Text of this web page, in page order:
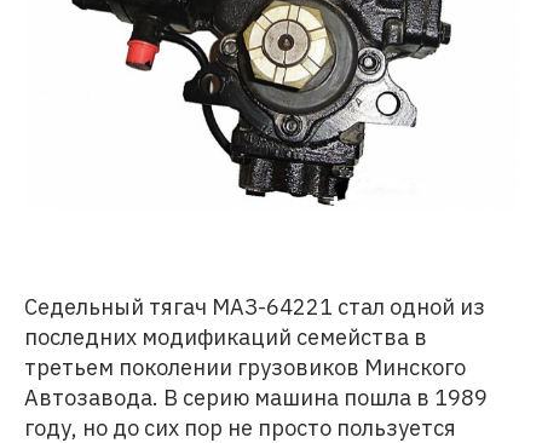
Седельный тягач МАЗ-64221 стал одной из
последних модификаций семейства в
третьем поколении грузовиков Минского
Автозавода. В серию машина пошла в 1989
году, но до сих пор не просто пользуется